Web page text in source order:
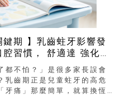
鍵期 】乳齒蛀牙影響發
適達 強化琺
都不怕？」是很多家長誤會
乳齒期正是兒童蛀牙的高危
牙痛」那麼簡單，就算換恆